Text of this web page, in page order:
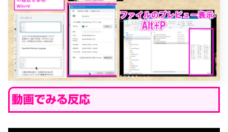
動画でみる反応